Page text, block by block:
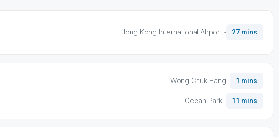
Hong Kong International AIrport - 27 mins
Wong Chuk Hang - 1 mins
Ocean Park - 11 mins